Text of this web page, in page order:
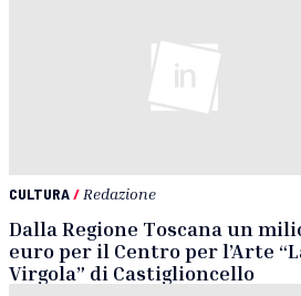
CULTURA/ Redazione
Dalla Regione Toscana un
euro per il Centro per l’Arte
Virgola” di Castiglioncello